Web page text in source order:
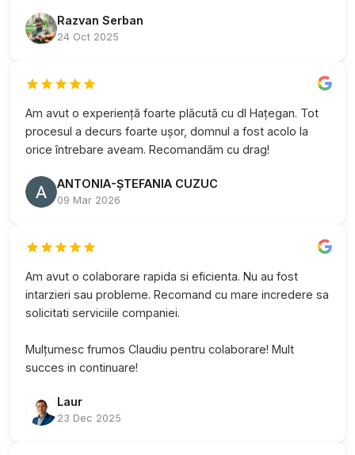
Razvan Serban
24 Oct 2025
Am avut o experiență foarte plăcută cu dl Hațegan. Tot
procesul a decurs foarte ușor, domnul a fost acolo la
orice întrebare aveam. Recomandăm cu drag!
ANTONIA-ȘTEFANIA CUZUC
09 Mar 2026
Am avut o colaborare rapida si eficienta. Nu au fost
intarzieri sau probleme. Recomand cu mare incredere sa
solicitati serviciile companiei.
Mulțumesc frumos Claudiu pentru colaborare! Mult
succes in continuare!
Laur
23 Dec 2025